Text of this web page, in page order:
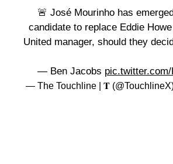
🚨 José Mourinho has
candidate to replace Eddie
United manager, should they
— Ben Jacobs
— The Touchline | 𝐓